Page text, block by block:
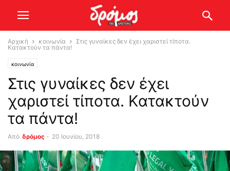
Αρχική κοινωνία
Στις γυναίκες δεν έχει χαριστεί τίποτα.
Κατακτούν τα πάντα!
κοινωνία
Στις γυναίκες δεν έχει
χαριστεί τίποτα. Κατακτούν
τα πάντα!
Από δρόμος - 20 Ιουνίου, 2018